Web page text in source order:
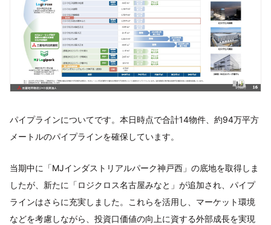
パイプラインについてです。本日時点で合計14物件、約94万平方
メートルのパイプラインを確保しています。
当期中に「MJインダストリアルパーク神戸西」の底地を取得しま
したが、新たに「ロジクロス名古屋みなと」が追加され、パイプ
ラインはさらに充実しました。これらを活用し、マーケット環境
などを考慮しながら、投資口価値の向上に資する外部成長を実現